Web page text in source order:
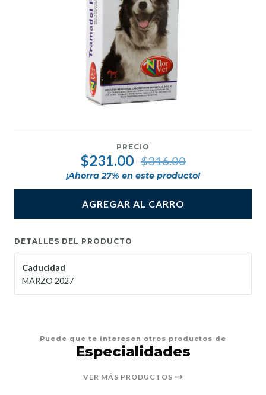
PRECIO
$231.00 $316.00
¡Ahorra 27% en este producto!
AGREGAR AL CARRO
DETALLES DEL PRODUCTO
Caducidad
MARZO 2027
Puede que te interesen otros productos de
Especialidades
VER MÁS PRODUCTOS